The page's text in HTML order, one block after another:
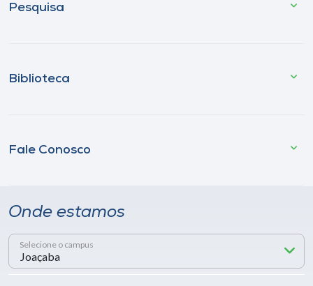
Pesquisa
Biblioteca
Fale Conosco
Onde estamos
Selecione o campus